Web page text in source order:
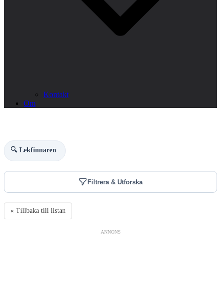
Kontakt
Om
🔍 Lekfinnaren
Filtrera & Utforska
« Tillbaka till listan
ANNONS